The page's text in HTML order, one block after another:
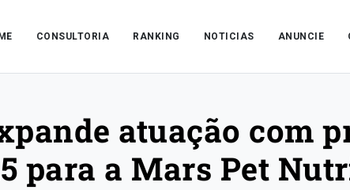
CONSULTORIA RANKING NOTICIAS ANUNCIE
atuação com
para a Mars Pet